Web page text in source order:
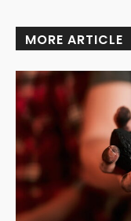
MORE ARTICLE